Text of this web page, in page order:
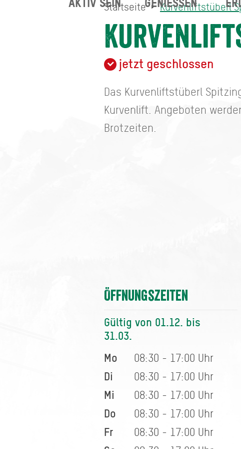
Startseite Kurvenliftstüberl
jetzt geschlossen
Das Kurvenliftstüberl
Kurvenlift. Angeboten
Brotzeiten.
Öffnungszeiten
Gültig von 01.12. bis
31.03.
Mo
08:30 - 17:00 Uhr
Di 08:30 - 17:00 Uhr
Mi 08:30 - 17:00 Uhr
Do 08:30 - 17:00 Uhr
Fr 08:30 - 17:00 Uhr
Kurvenliftstüberl Spitzing
AKTIV SEIN GENIESSEN